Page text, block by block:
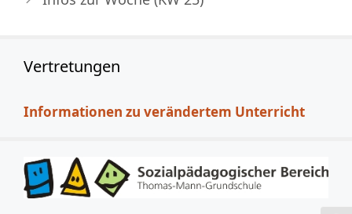
Vertretungen
Informationen zu verändertem Unterricht